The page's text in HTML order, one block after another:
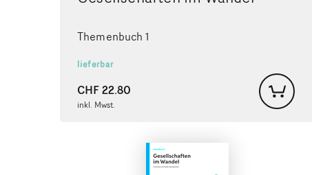
Themenbuch 1
lieferbar
CHF22.80
inkl. Mwst.